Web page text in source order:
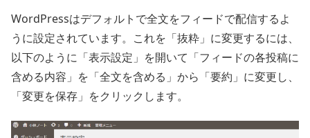
WordPressはデフォルトで全文をフィードで配信するよ
うに設定されています。これを「抜粋」に変更するには、
以下のように「表示設定」を開いて「フィードの各投稿に
含める内容」を「全文を含める」から「要約」に変更し、
「変更を保存」をクリックします。